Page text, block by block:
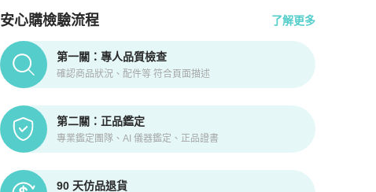
安心購檢驗流程 了解更多
PopChill拍拍圈正品驗證、安心購檢驗流程介紹
第一關：專人品質檢查
確認商品狀況、配件等 符合頁面描述
第二關：正品鑑定
專業鑑定團隊、AI 儀器鑑定、正品證書
90 天仿品退貨